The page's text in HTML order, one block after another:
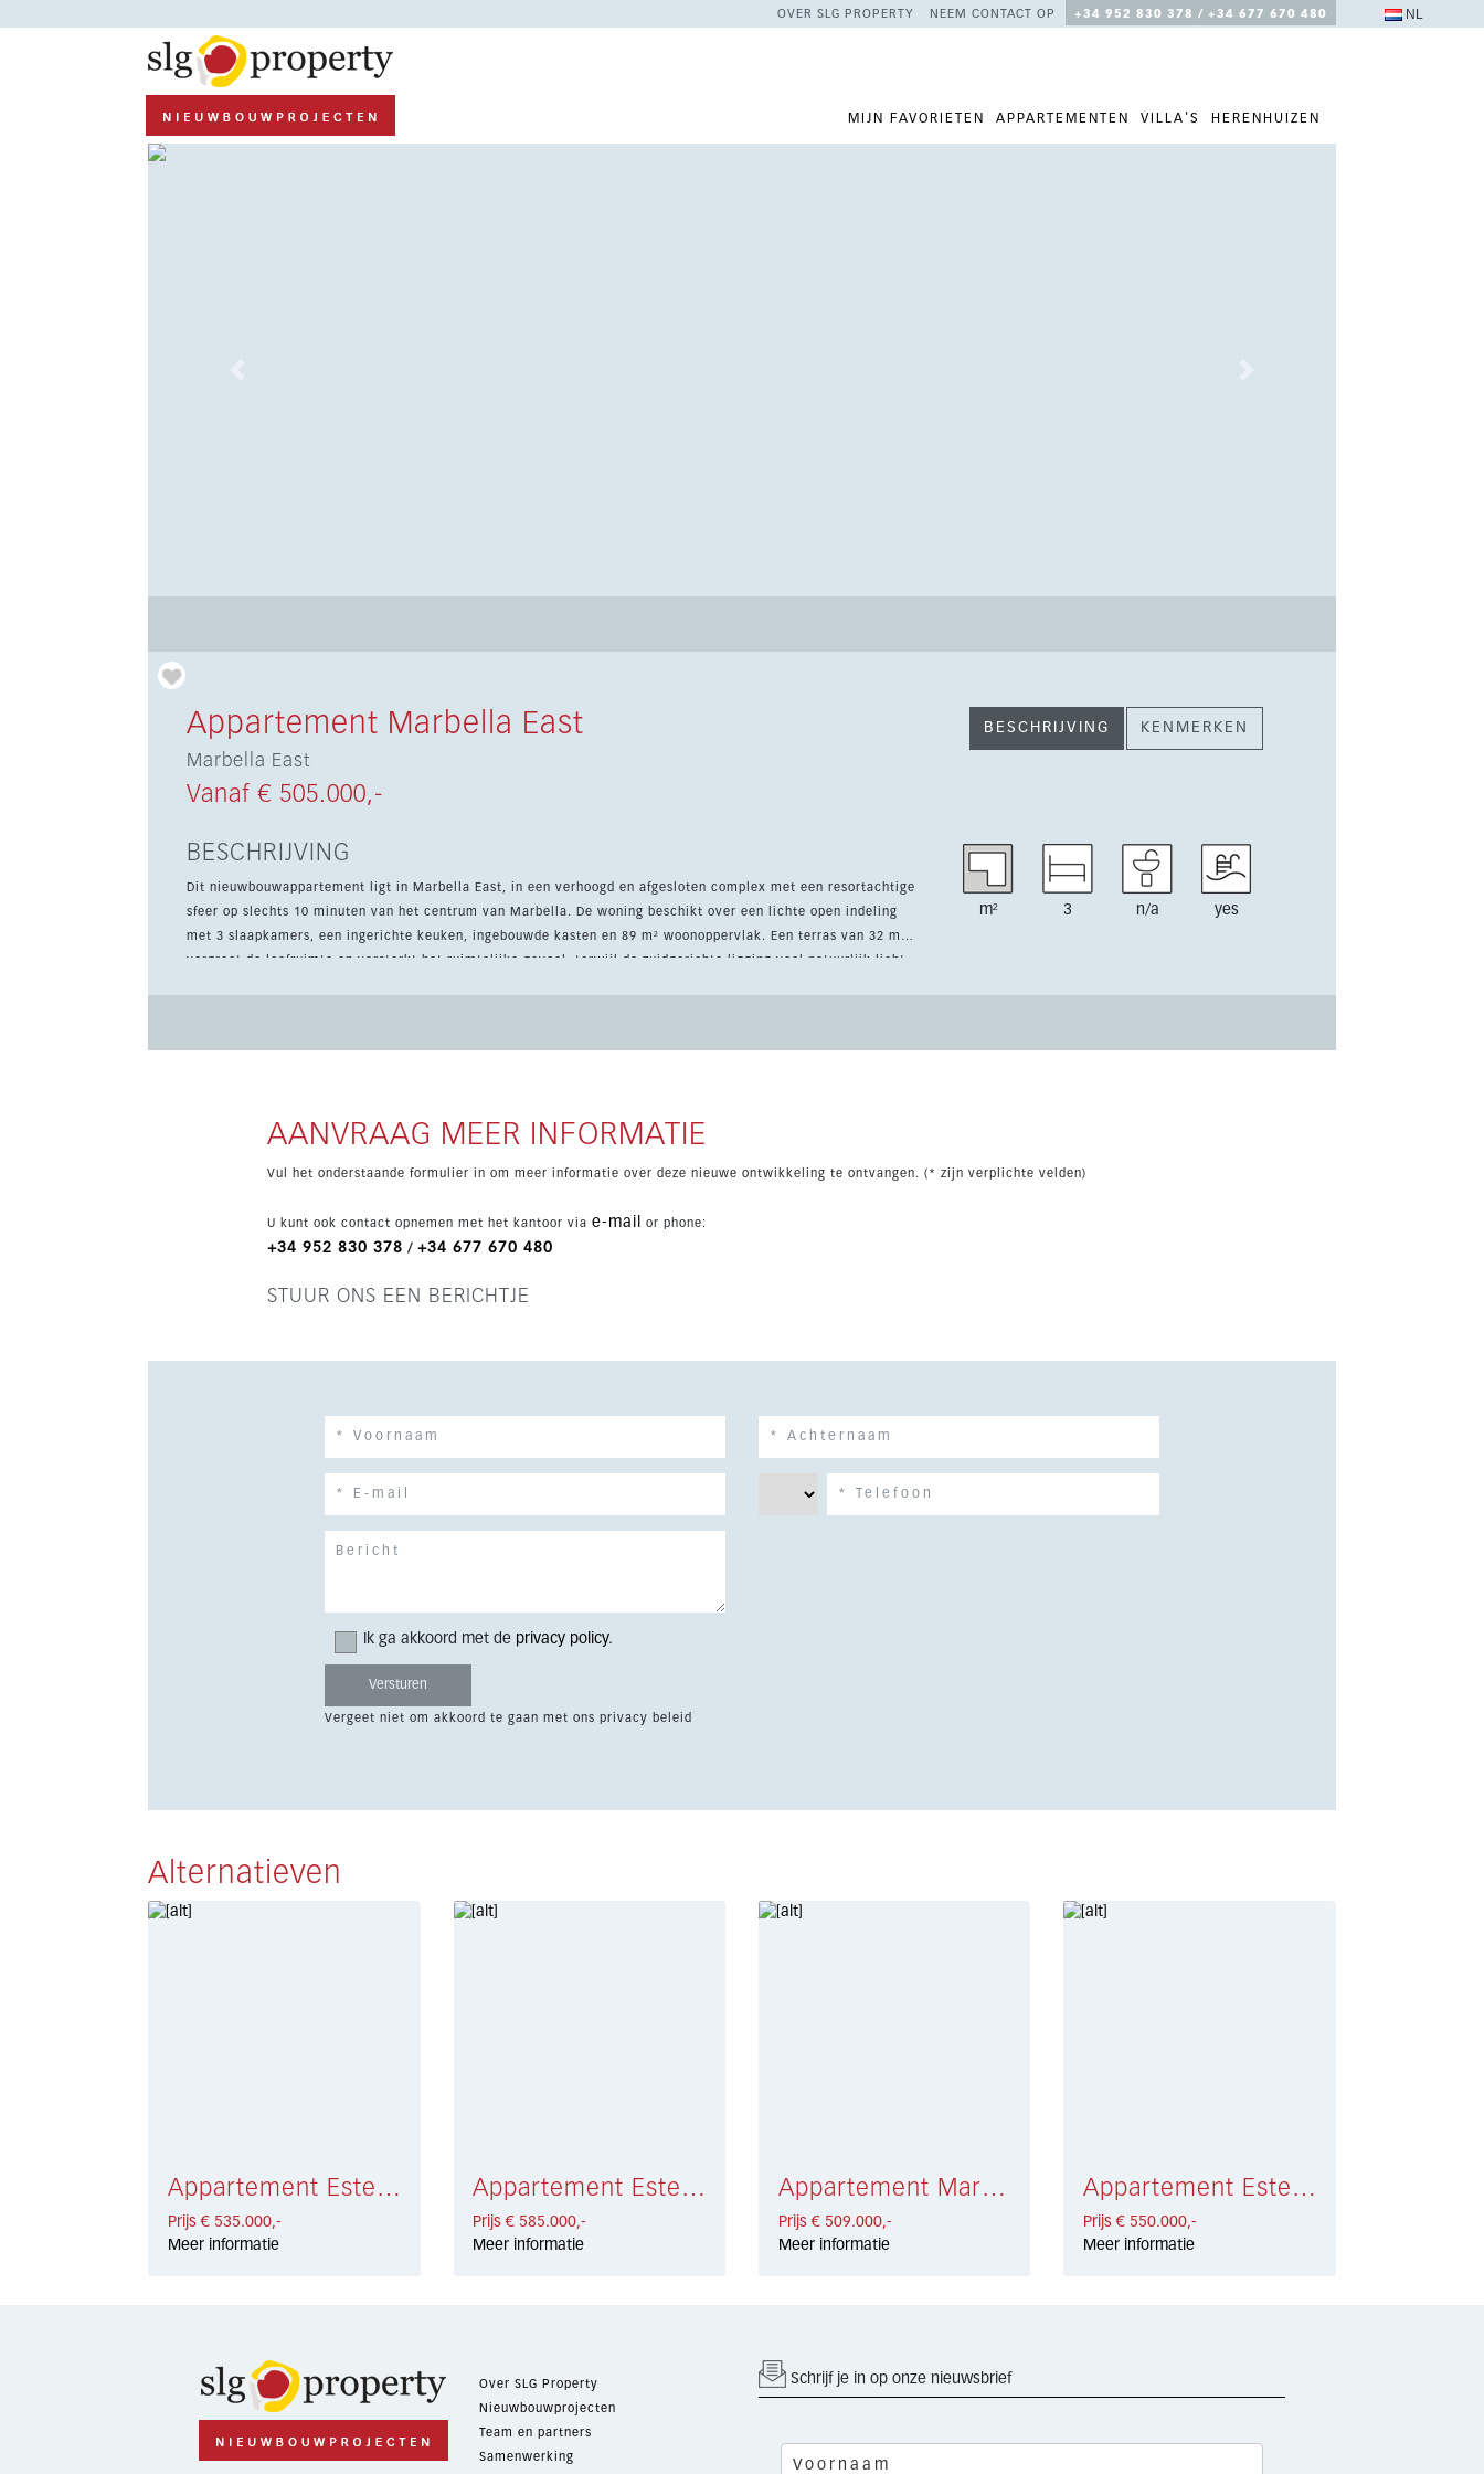
OVER SLG PROPERTY NEEM CONTACT OP +34 952 830 378 / +34 677 670 480
MIJN FAVORIETEN APPARTEMENTEN VILLA'S HERENHUIZEN
NL
Appartement Marbella East
Marbella East
Vanaf € 505.000,-
BESCHRIJVING KENMERKEN
BESCHRIJVING
Dit nieuwbouwappartement ligt in Marbella East, in een verhoogd en afgesloten complex met een resortachtige
sfeer op slechts 10 minuten van het centrum van Marbella. De woning beschikt over een lichte open indeling
met 3 slaapkamers, een ingerichte keuken, ingebouwde kasten en 89 m² woonoppervlak. Een terras van 32 m²
vergroot de leefruimte en versterkt het ruimtelijke gevoel, terwijl de zuidgerichte ligging veel natuurlijk licht
m² 3 n/a yes
AANVRAAG MEER INFORMATIE
Vul het onderstaande formulier in om meer informatie over deze nieuwe ontwikkeling te ontvangen. (* zijn verplichte velden)
U kunt ook contact opnemen met het kantoor via e-mail or phone:
+34 952 830 378 / +34 677 670 480
STUUR ONS EEN BERICHTJE
Ik ga akkoord met de privacy policy.
Vergeet niet om akkoord te gaan met ons privacy beleid
Alternatieven
Appartement Estepona € 535.000,-
Prijs € 535.000,-
Meer informatie
Appartement Estepona Centro € 585.000,-
Prijs € 585.000,-
Meer informatie
Appartement Marbella East € 509.000,-
Prijs € 509.000,-
Meer informatie
Appartement Estepona € 550.000,-
Prijs € 550.000,-
Meer informatie
Over SLG Property
Nieuwbouwprojecten
Team en partners
Samenwerking
Schrijf je in op onze nieuwsbrief